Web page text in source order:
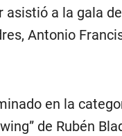
asistió a la gala
Antonio
en la
de Rubén